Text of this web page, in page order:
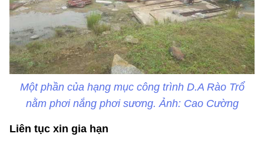
Một phần của hạng mục công trình D.A Rào Trổ
nằm phơi nắng phơi sương. Ảnh: Cao Cường
Liên tục xin gia hạn